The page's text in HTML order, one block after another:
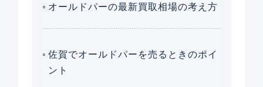
オールドパーの最新買取相場の考え方
佐賀でオールドパーを売るときのポイ
ント